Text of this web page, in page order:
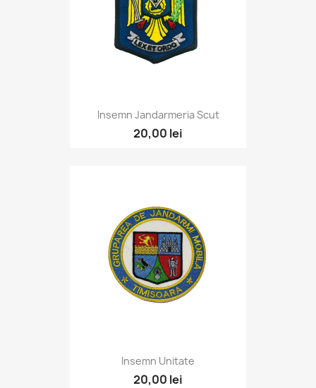
Insemn Jandarmeria Scut
20,00 lei
Insemn Unitate
20,00 lei